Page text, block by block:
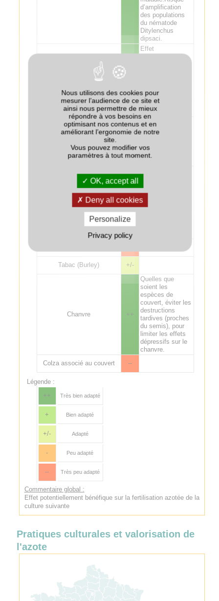
d’amplification
des populations
du nématode
Ditylenchus
dipsaci.
Pomme de terre
Effet
potentiellement
appréciée avant
pommes de terre
(structure du sol).
Risque
désherbage en
cas de mauvaise
destruction du
couvert ou de sa
grenaison.
Lin +/-
bénéfique sur la
fertilisation de la
culture suivante :
attention aux
Tabac (Burley) +/-
Chanvre ++
Quelles que
soient les
espèces de
couvert, éviter les
destructions
tardives (proches
du semis), pour
limiter les effets
dépressifs sur le
chanvre.
Colza associé au couvert
--
Légende :
++
Très bien adapté
+ Bien adapté
+/- Adapté
- Peu adapté
-- Très peu adapté
Commentaire global :
Effet potentiellement bénéfique sur la fertilisation azotée de la
culture suivante
Pratiques culturales et valorisation de
l'azote
Nous utilisons des cookies pour
mesurer l’audience de ce site et
ainsi nous permettre de mieux
répondre à vos besoins en
optimisant nos contenus et en
améliorant l’ergonomie de notre
site.
Vous pouvez modifier vos
paramètres à tout moment.
OK, accept all
Deny all cookies
Personalize
Privacy policy